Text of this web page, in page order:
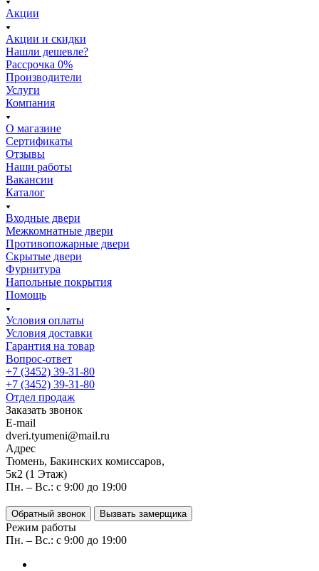
Акции
Акции и скидки
Нашли дешевле?
Рассрочка 0%
Производители
Услуги
Компания
О магазине
Сертификаты
Отзывы
Наши работы
Вакансии
Каталог
Входные двери
Межкомнатные двери
Противопожарные двери
Скрытые двери
Фурнитура
Напольные покрытия
Помощь
Условия оплаты
Условия доставки
Гарантия на товар
Вопрос-ответ
+7 (3452) 39-31-80
+7 (3452) 39-31-80
Отдел продаж
Заказать звонок
E-mail
dveri.tyumeni@mail.ru
Адрес
Тюмень, Бакинских комиссаров,
5к2 (1 Этаж)
Пн. – Вс.: с 9:00 до 19:00
Обратный звонок Вызвать замерщика
Режим работы
Пн. – Вс.: с 9:00 до 19:00